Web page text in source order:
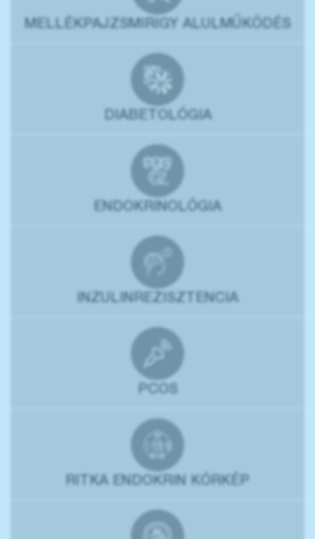
MELLÉKPAJZSMIRIGY ALULMŰKÖDÉS
DIABETOLÓGIA
ENDOKRINOLÓGIA
INZULINREZISZTENCIA
PCOS
RITKA ENDOKRIN KÓRKÉP